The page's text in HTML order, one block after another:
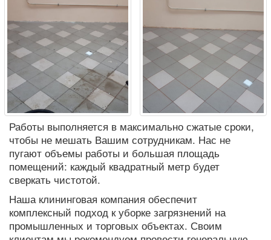
Работы выполняется в максимально сжатые сроки,
чтобы не мешать Вашим сотрудникам. Нас не
пугают объемы работы и большая площадь
помещений: каждый квадратный метр будет
сверкать чистотой.
Наша клининговая компания обеспечит
комплексный подход к уборке загрязнений на
промышленных и торговых объектах. Своим